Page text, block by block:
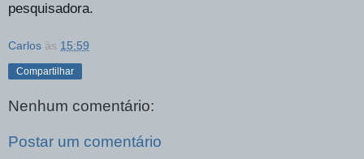
pesquisadora.
Carlos às 15:59
Compartilhar
Nenhum comentário:
Postar um comentário